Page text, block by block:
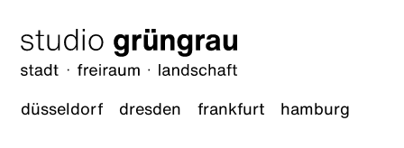
düsseldorf dresden frankfurt hamburg